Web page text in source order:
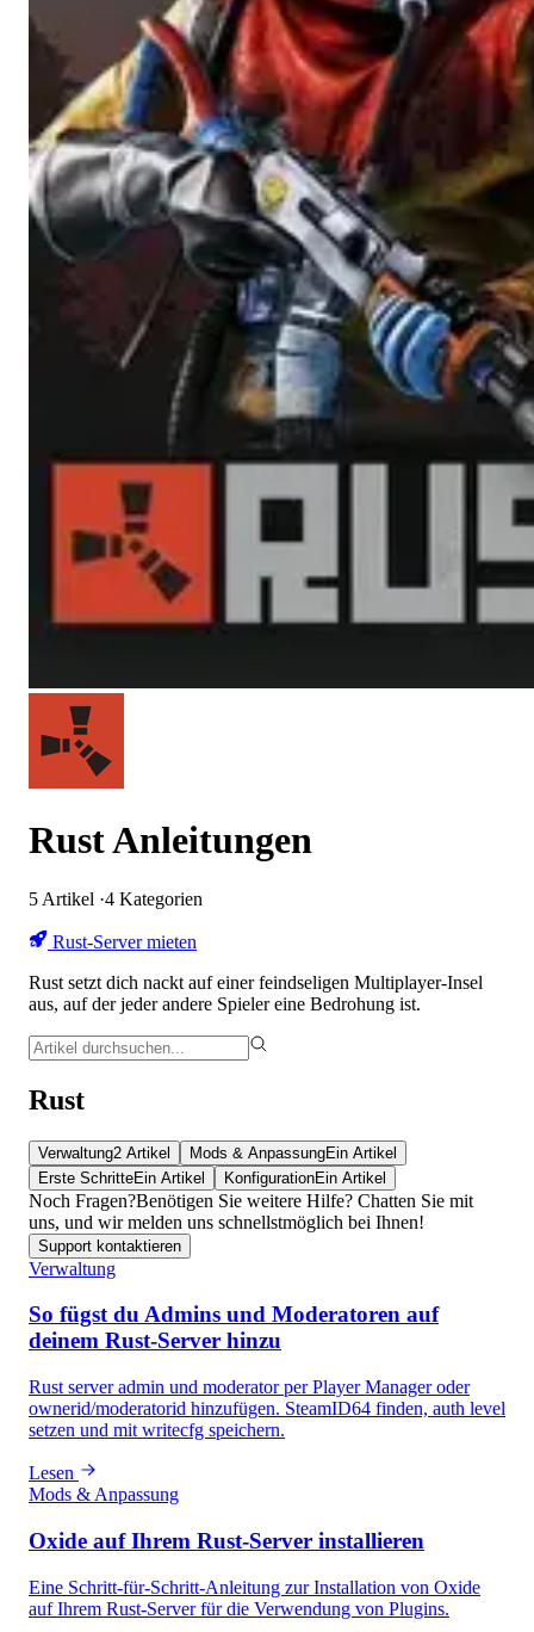
Rust Anleitungen
5 Artikel ·4 Kategorien
Rust-Server mieten
Rust setzt dich nackt auf einer feindseligen Multiplayer-Insel
aus, auf der jeder andere Spieler eine Bedrohung ist.
Rust
Verwaltung2 Artikel Mods & AnpassungEin Artikel
Erste SchritteEin Artikel KonfigurationEin Artikel
Noch Fragen?Benötigen Sie weitere Hilfe? Chatten Sie mit
uns, und wir melden uns schnellstmöglich bei Ihnen!
Support kontaktieren
Verwaltung
So fügst du Admins und Moderatoren auf
deinem Rust-Server hinzu
Rust server admin und moderator per Player Manager oder
ownerid/moderatorid hinzufügen. SteamID64 finden, auth level
setzen und mit writecfg speichern.
Lesen
Mods & Anpassung
Oxide auf Ihrem Rust-Server installieren
Eine Schritt-für-Schritt-Anleitung zur Installation von Oxide
auf Ihrem Rust-Server für die Verwendung von Plugins.